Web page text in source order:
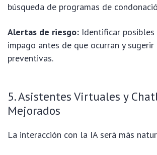
búsqueda de programas de
Alertas de riesgo: Identificar
impago antes de que ocurran y sugerir
preventivas.
5. Asistentes Virtuales y
Mejorados
La interacción con la IA será más